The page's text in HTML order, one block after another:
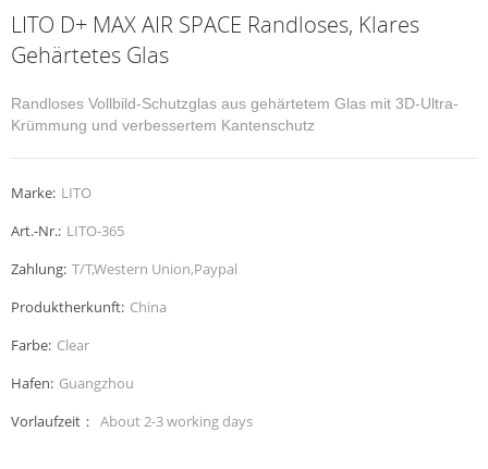
LITO D+ MAX AIR SPACE Randloses, Klares
Gehärtetes Glas
Randloses Vollbild-Schutzglas aus gehärtetem Glas mit 3D-Ultra-
Krümmung und verbessertem Kantenschutz
Marke: LITO
Art.-Nr.: LITO-365
Zahlung: T/T,Western Union,Paypal
Produktherkunft: China
Farbe: Clear
Hafen: Guangzhou
Vorlaufzeit： About 2-3 working days